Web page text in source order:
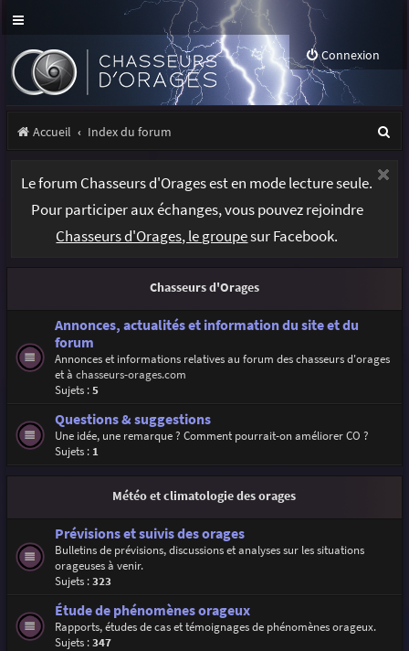
Connexion
Accueil Index du forum
r
Le forum Chasseurs d'Orages est en mode lecture seule.
Pour participer aux échanges, vous pouvez rejoindre
Chasseurs d'Orages, le groupesur Facebook.
Chasseurs d'Orages
Annonces, actualités et information du site et du
forum
Annonces et informations relatives au forum des chasseurs d'orages
et à chasseurs-orages.com
Sujets :5
Questions & suggestions
Une idée, une remarque ? Comment pourrait-on améliorer CO ?
Sujets : 1
Météo et climatologie des orages
Prévisions et suivis des orages
Bulletins de prévisions, discussions et analyses sur les situations
orageuses à venir.
Sujets :323
Étude de phénomènes orageux
Rapports, études de cas et témoignages de phénomènes orageux.
Sujets :347